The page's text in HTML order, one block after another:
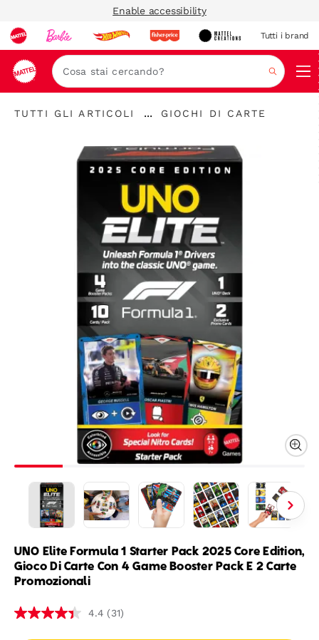
Enable accessibility
Tutti i brand
Cerca
"Tutti
TUTTI GLI ARTICOLI
...
barra
di
navigazione
"
carte"
GIOCHI DI CARTE
UNO Elite Formula 1 Starter Pack 2025 Core Edition,
Gioco Di Carte Con 4 Game Booster Pack E 2 Carte
Promozionali
4.4 (31)